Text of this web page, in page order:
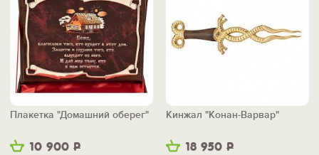
10 900 Р
Плакетка "Домашний оберег"
18 950 Р
Кинжал "Конан-Варвар"